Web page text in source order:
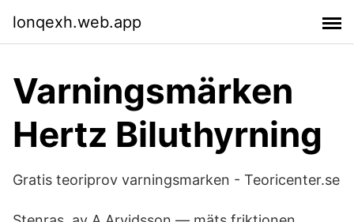
lonqexh.web.app
Varningsmärken
Hertz Biluthyrning
Gratis teoriprov varningsmarken - Teoricenter.se